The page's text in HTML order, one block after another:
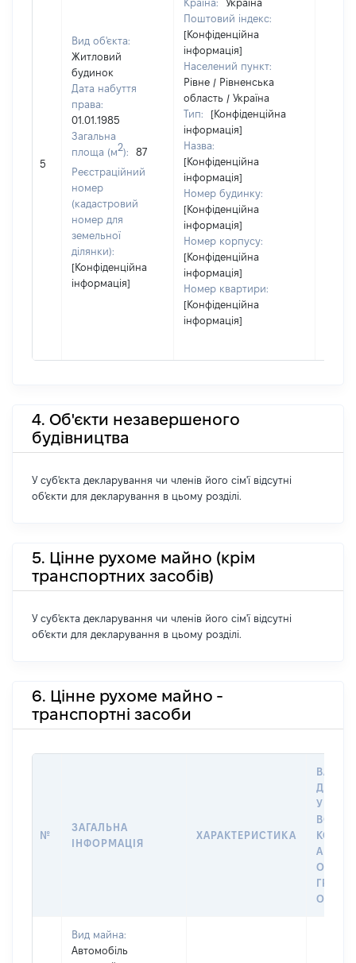
5
Вид об'єкта:
Житловий
будинок
Дата набуття
права:
01.01.1985
Загальна
площа (м2):
87
Реєстраційний
номер
(кадастровий
номер для
земельної
ділянки):
[Конфіденційна
інформація]
Країна:
Україна
Поштовий індекс:
[Конфіденційна
інформація]
Населений пункт:
Рівне / Рівненська
область / Україна
Тип:
[Конфіденційна
інформація]
Назва:
[Конфіденційна
інформація]
Номер будинку:
[Конфіденційна
інформація]
Номер корпусу:
[Конфіденційна
інформація]
Номер квартири:
[Конфіденційна
інформація]
4. Об'єкти незавершеного
будівництва
У суб'єкта декларування чи членів його сім'ї відсутні
об'єкти для декларування в цьому розділі.
5. Цінне рухоме майно (крім
транспортних засобів)
У суб'єкта декларування чи членів його сім'ї відсутні
об'єкти для декларування в цьому розділі.
6. Цінне рухоме майно -
транспортні засоби
№
ЗАГАЛЬНА
ІНФОРМАЦІЯ
ХАРАКТЕРИСТИКА
ДАТУ
У
АБО
Вид майна:
Автомобіль